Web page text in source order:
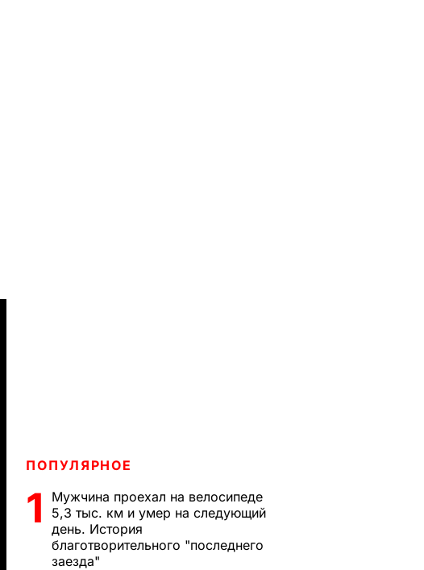
ПОПУЛЯРНОЕ
1
Мужчина проехал на велосипеде
5,3 тыс. км и умер на следующий
день. История
благотворительного "последнего
заезда"